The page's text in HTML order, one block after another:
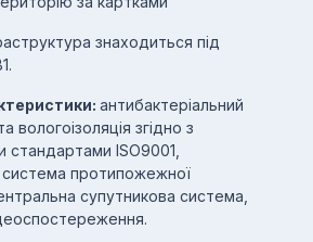
знаходиться під
антибактеріальний
згідно з
стандартами ISO9001,
система протипожежної
супутникова система,